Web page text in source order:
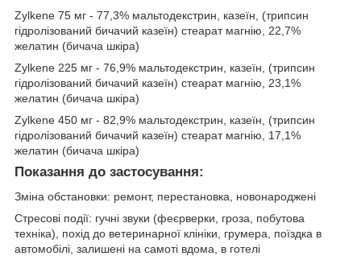
Zylkene 75 мг - 77,3% мальтодекстрин, казеїн, (трипсин
гідролізований бичачий казеїн) стеарат магнію, 22,7%
желатин (бичача шкіра)
Zylkene 225 мг - 76,9% мальтодекстрин, казеїн, (трипсин
гідролізований бичачий казеїн) стеарат магнію, 23,1%
желатин (бичача шкіра)
Zylkene 450 мг - 82,9% мальтодекстрин, казеїн, (трипсин
гідролізований бичачий казеїн) стеарат магнію, 17,1%
желатин (бичача шкіра)
Показання до застосування:
Зміна обстановки: ремонт, перестановка, новонароджені
Стресові події: гучні звуки (феєрверки, гроза, побутова
техніка), похід до ветеринарної клініки, грумера, поїздка в
автомобілі, залишені на самоті вдома, в готелі